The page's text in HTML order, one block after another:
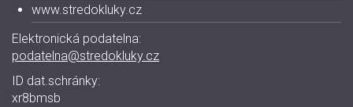
www.stredokluky.cz
Elektronická podatelna:
podatelna@stredokluky.cz
ID dat.schránky:
xr8bmsb